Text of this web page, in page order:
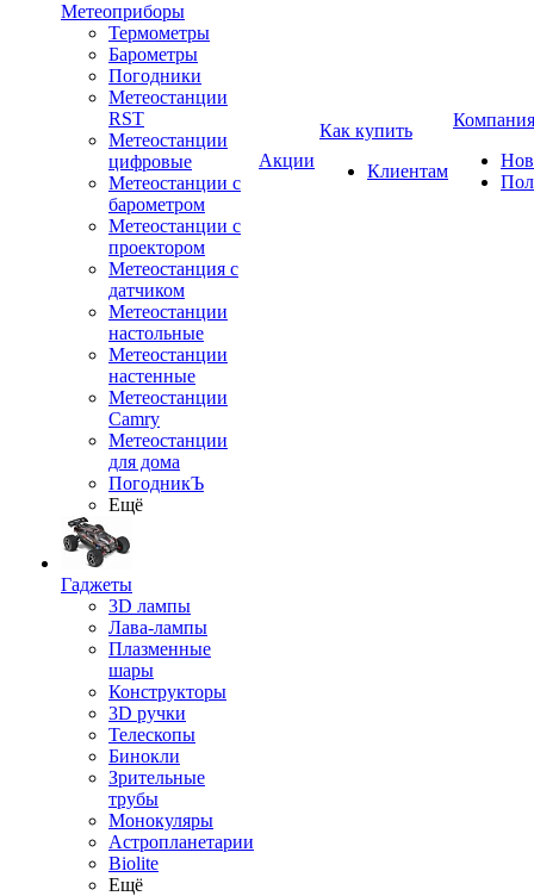
Метеоприборы
Термометры
Барометры
Погодники
Метеостанции
RST
Метеостанции
цифровые
Метеостанции с
барометром
Метеостанции с
проектором
Метеостанция с
датчиком
Метеостанции
настольные
Метеостанции
настенные
Метеостанции
Camry
Метеостанции
для дома
ПогодникЪ
Ещё
Гаджеты
3D лампы
Лава-лампы
Плазменные
шары
Конструкторы
3D ручки
Телескопы
Бинокли
Зрительные
трубы
Монокуляры
Астропланетарии
Biolite
Ещё
Акции
Как купить
Клиентам
Компания